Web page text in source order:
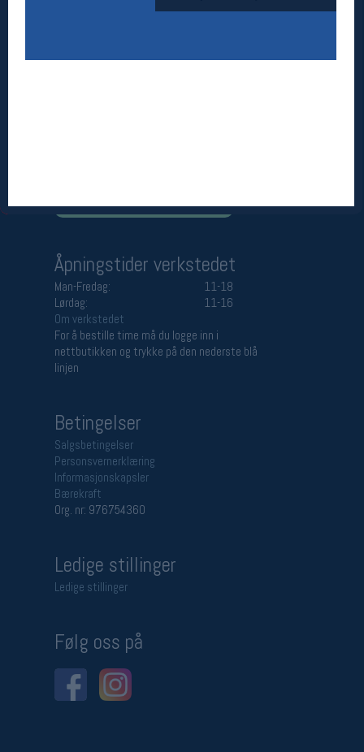
MELD DEG INN GRATIS
Åpningstider verkstedet
Man-Fredag:
11-18
Lørdag:
11-16
Om verkstedet
For å bestille time må du logge inn i
nettbutikken og trykke på den nederste blå
linjen
Betingelser
Salgsbetingelser
Personsvernerklæring
Informasjonskapsler
Bærekraft
Org. nr: 976754360
Ledige stillinger
Ledige stillinger
Følg oss på